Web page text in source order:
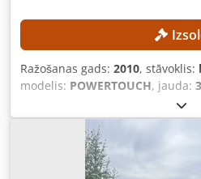
Ražošanas gads: 2010, stāvoklis:
modelis: POWERTOUCH, jauda:
,
platums (maks.):15 000 mm, X
, TEHNISKĀS DETAĻAS
garums: 18 800 mm
15 000 mm Minimālais plākšņu